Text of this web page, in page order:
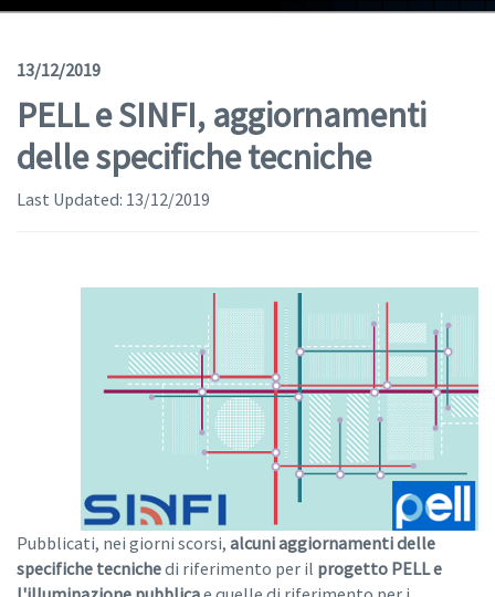
News
Geoviewer
Tools
Help (apre in una nuova finestra)
13/12/2019
PELL e SINFI, aggiornamenti
delle specifiche tecniche
Last Updated: 13/12/2019
Pubblicati, nei giorni scorsi, alcuni aggiornamenti delle
specifiche tecnichedi riferimento per il progetto PELL e